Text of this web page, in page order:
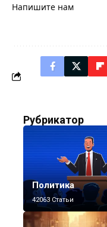
Напишите нам
Рубрикатор
Политика
42063 Статьи